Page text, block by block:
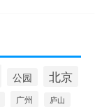
公园 北京
广州 庐山